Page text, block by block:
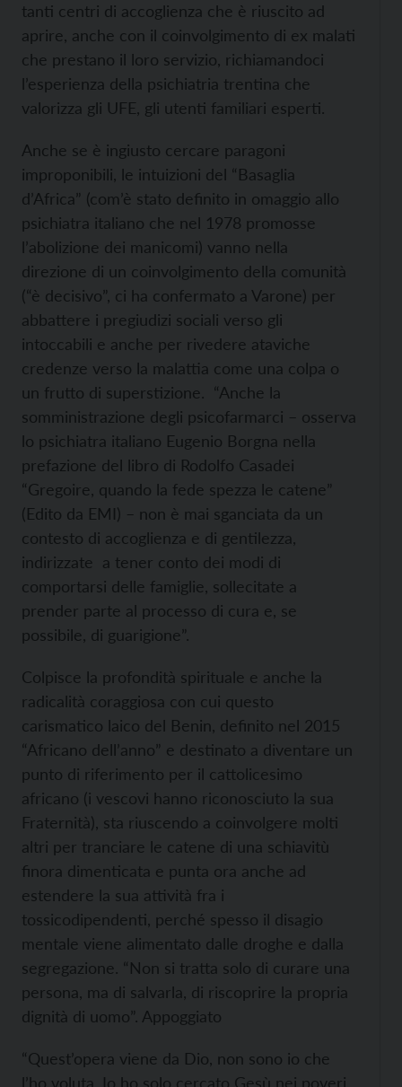
tanti centri di accoglienza che è riuscito ad
aprire, anche con il coinvolgimento di ex malati
che prestano il loro servizio, richiamandoci
l’esperienza della psichiatria trentina che
valorizza gli UFE, gli utenti familiari esperti.
Anche se è ingiusto cercare paragoni
improponibili, le intuizioni del “Basaglia
d’Africa” (com’è stato definito in omaggio allo
psichiatra italiano che nel 1978 promosse
l’abolizione dei manicomi) vanno nella
direzione di un coinvolgimento della comunità
(“è decisivo”, ci ha confermato a Varone) per
abbattere i pregiudizi sociali verso gli
intoccabili e anche per rivedere ataviche
credenze verso la malattia come una colpa o
un frutto di superstizione. “Anche la
somministrazione degli psicofarmarci – osserva
lo psichiatra italiano Eugenio Borgna nella
prefazione del libro di Rodolfo Casadei
“Gregoire, quando la fede spezza le catene”
(Edito da EMI) – non è mai sganciata da un
contesto di accoglienza e di gentilezza,
indirizzate a tener conto dei modi di
comportarsi delle famiglie, sollecitate a
prender parte al processo di cura e, se
possibile, di guarigione”.
Colpisce la profondità spirituale e anche la
radicalità coraggiosa con cui questo
carismatico laico del Benin, definito nel 2015
“Africano dell’anno” e destinato a diventare un
punto di riferimento per il cattolicesimo
africano (i vescovi hanno riconosciuto la sua
Fraternità), sta riuscendo a coinvolgere molti
altri per tranciare le catene di una schiavitù
finora dimenticata e punta ora anche ad
estendere la sua attività fra i
tossicodipendenti, perché spesso il disagio
mentale viene alimentato dalle droghe e dalla
segregazione. “Non si tratta solo di curare una
persona, ma di salvarla, di riscoprire la propria
dignità di uomo”. Appoggiato
“Quest’opera viene da Dio, non sono io che
l’ho voluta. Io ho solo cercato Gesù nei poveri.